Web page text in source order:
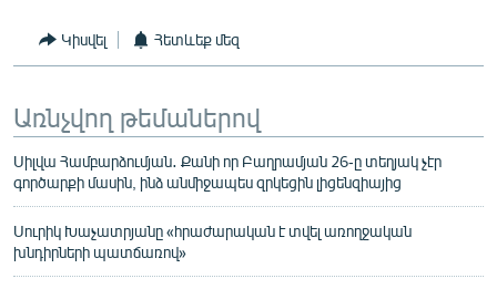
Կիսվել Հետևեք մեզ
Առնչվող թեմաներով
Սիլվա Համբարձումյան․ Քանի որ Բաղրամյան 26-ը տեղյակ չէր
գործարքի մասին, ինձ անմիջապես զրկեցին լիցենզիայից
Սուրիկ Խաչատրյանը «հրաժարական է տվել առողջական
խնդիրների պատճառով»